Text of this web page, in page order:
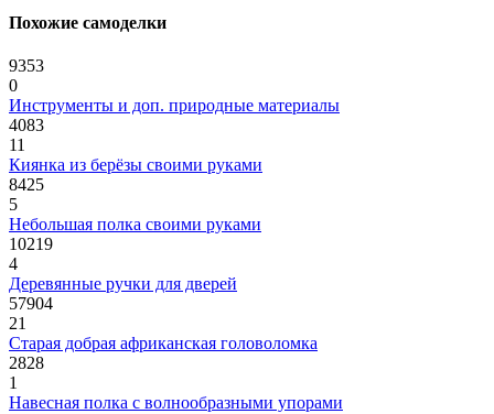
Похожие самоделки
9353
0
Инструменты и доп. природные материалы
4083
11
Киянка из берёзы своими руками
8425
5
Небольшая полка своими руками
10219
4
Деревянные ручки для дверей
57904
21
Старая добрая африканская головоломка
2828
1
Навесная полка с волнообразными упорами